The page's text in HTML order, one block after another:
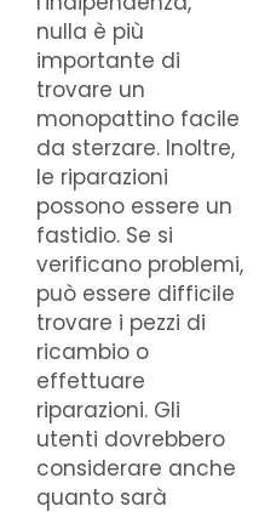
nulla è più
importante di
trovare un
monopattino facile
da sterzare. Inoltre,
le riparazioni
possono essere un
fastidio. Se si
verificano problemi,
può essere difficile
trovare i pezzi di
ricambio o
effettuare
riparazioni. Gli
utenti dovrebbero
considerare anche
quanto sarà